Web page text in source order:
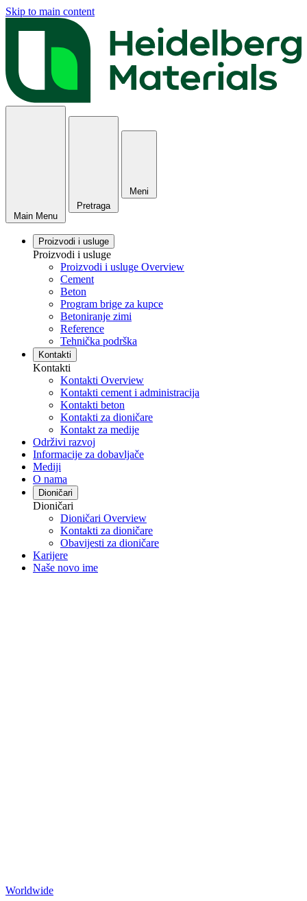
Skip to main content
Main Menu
Pretraga
Meni
Proizvodi i usluge
Proizvodi i usluge
Proizvodi i usluge Overview
Cement
Beton
Program brige za kupce
Betoniranje zimi
Reference
Tehnička podrška
Kontakti
Kontakti
Kontakti Overview
Kontakti cement i administracija
Kontakti beton
Kontakti za dioničare
Kontakt za medije
Održivi razvoj
Informacije za dobavljače
Mediji
O nama
Dioničari
Dioničari
Dioničari Overview
Kontakti za dioničare
Obavijesti za dioničare
Karijere
Naše novo ime
Worldwide